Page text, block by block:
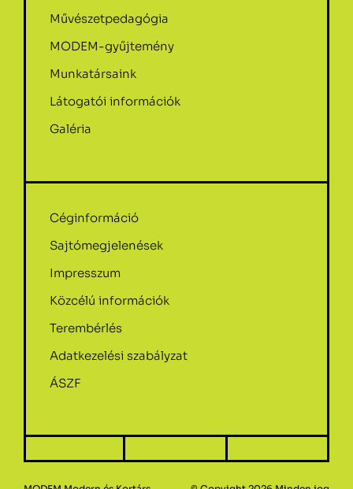
Művészetpedagógia
MODEM-gyűjtemény
Munkatársaink
Látogatói információk
Galéria
Céginformáció
Sajtómegjelenések
Impresszum
Közcélú információk
Terembérlés
Adatkezelési szabályzat
ÁSZF